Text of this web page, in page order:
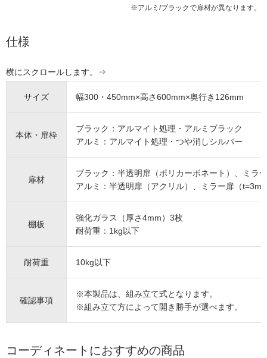
※アルミ/ブラックで扉材が異なります。
仕様
サイズ 幅300・450mm×高さ600mm×奥行き126mm
本体・扉枠
ブラック：アルマイト処理・アルミブラック
アルミ：アルマイト処理・つや消しシルバー
扉材
ブラック：半透明扉（ポリカーボネート）、ミラ
アルミ：半透明扉（アクリル）、ミラー扉（
棚板
強化ガラス（厚さ4mm）3枚
耐荷重：1kg以下
耐荷重 10kg以下
確認事項
※本製品は、組み立て式となります。
※組み立て方によって開き勝手が選べます。
コーディネートにおすすめの商品